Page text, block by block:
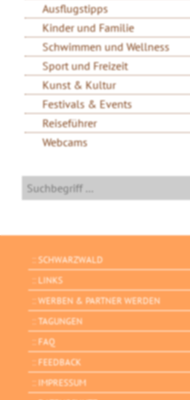
Ausflugstipps
Kinder und Familie
Schwimmen und Wellness
Sport und Freizeit
Kunst & Kultur
Festivals & Events
Reiseführer
Webcams
SCHWARZWALD
LINKS
WERBEN & PARTNER WERDEN
TAGUNGEN
FAQ
FEEDBACK
IMPRESSUM